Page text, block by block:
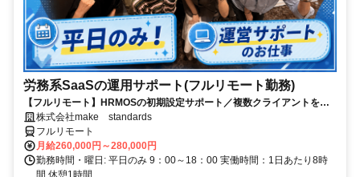
労務系SaaSの運用サポート(フルリモート勤務)
【フルリモート】HRMOSの初期設定サポート／複数クライアントを同
時進行／業務経験無しでもOK
株式会社make standards
フルリモート
月給260,000円～280,000円
勤務時間・曜日: 平日のみ 9：00～18：00 実働時間：1日あたり8時
間 休憩1時間